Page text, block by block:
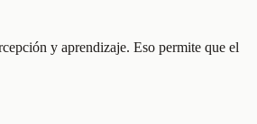
y aprendizaje. Eso permite que el